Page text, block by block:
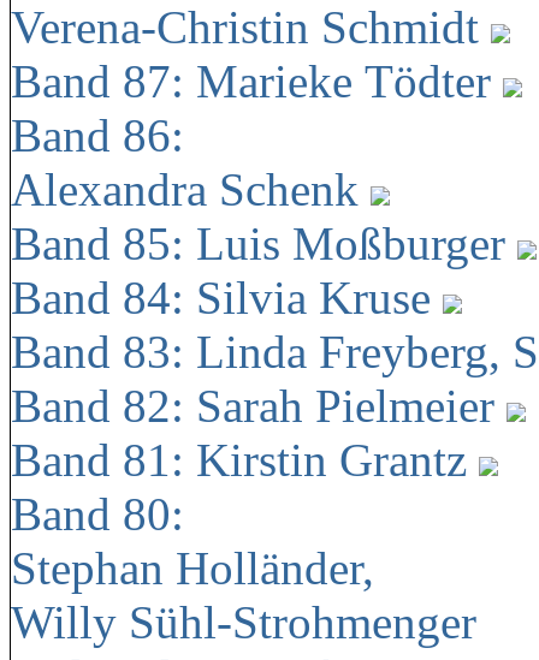
Verena-Christin Schmidt
Band 87: Marieke Tödter
Band 86:
Alexandra Schenk
Band 85: Luis Moßburger
Band 84: Silvia Kruse
Band 83: Linda Freyberg,
Band 82: Sarah Pielmeier
Band 81: Kirstin Grantz
Band 80:
Stephan Holländer,
Willy Sühl-Strohmenger